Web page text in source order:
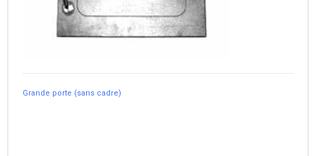
Grande porte (sans cadre)